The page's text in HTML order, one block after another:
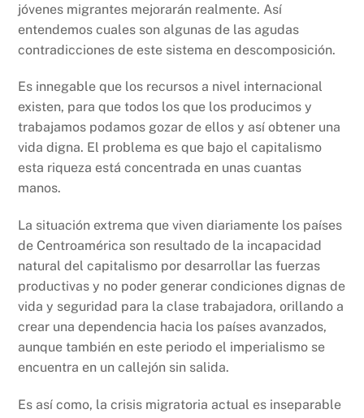
jóvenes migrantes mejorarán realmente. Así
entendemos cuales son algunas de las agudas
contradicciones de este sistema en descomposición.
Es innegable que los recursos a nivel internacional
existen, para que todos los que los producimos y
trabajamos podamos gozar de ellos y así obtener una
vida digna. El problema es que bajo el capitalismo
esta riqueza está concentrada en unas cuantas
manos.
La situación extrema que viven diariamente los países
de Centroamérica son resultado de la incapacidad
natural del capitalismo por desarrollar las fuerzas
productivas y no poder generar condiciones dignas de
vida y seguridad para la clase trabajadora, orillando a
crear una dependencia hacia los países avanzados,
aunque también en este periodo el imperialismo se
encuentra en un callejón sin salida.
Es así como, la crisis migratoria actual es inseparable